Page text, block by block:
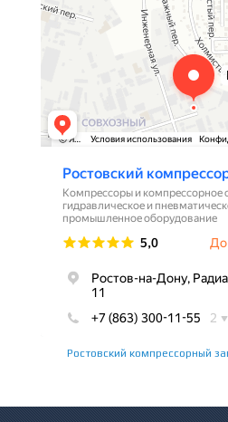
Ростовский компрессорный